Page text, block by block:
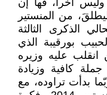
آخرا، فها إن
من المنستير
6 أفريل الحالي الذكرى الثالثة
بورقيبة الذي
عليه وزيره
بن علي في نوفمبر 1987، جملة كافية وزيادة
بدأت تراوده، مع